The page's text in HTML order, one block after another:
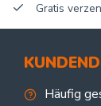
Gratis
Häufig